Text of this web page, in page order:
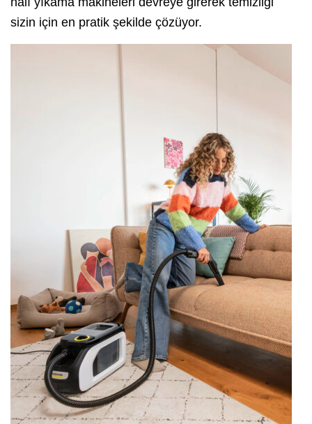
sizin için en pratik şekilde çözüyor.